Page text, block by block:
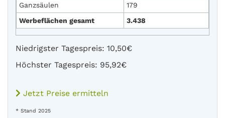
Ganzsäulen
179
Werbeflächen gesamt
3.438
Niedrigster Tagespreis: 10,50€
Höchster Tagespreis: 95,92€
Jetzt Preise ermitteln
* Stand 2025